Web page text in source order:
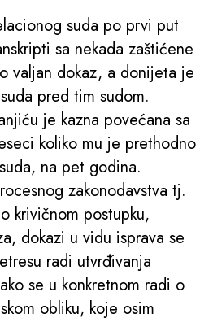
suda po prvi put
sa nekada zaštićene
valjan dokaz, a donijeta je
pred tim sudom.
je kazna povećana sa
koliko mu je prethodno
na pet godina.
zakonodavstva tj.
krivičnom postupku,
dokazi u vidu isprava se
radi utvrđivanja
se u konkretnom radi o
obliku, koje osim